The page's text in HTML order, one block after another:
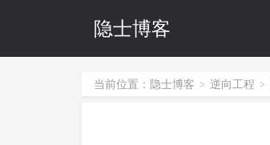
隐士博客
当前位置： 隐士博客 > 逆向工程 >